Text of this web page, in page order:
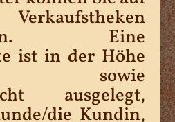
Eine
ist in der Höhe
sowie
ausgelegt,
die Kundin,